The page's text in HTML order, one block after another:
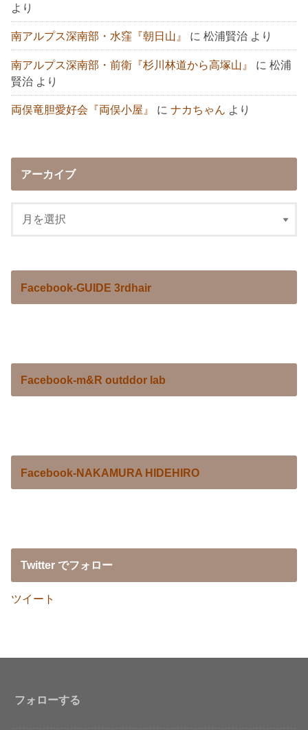
より
南アルプス深南部・水窪『朝日山』 に松浦賢治 より
南アルプス深南部・前衛『杉川林道から高塚山』 に松浦
賢治 より
両俣竜胆愛好会『両俣小屋』 にナカちゃん より
アーカイブ
Facebook-GUIDE 3rdhair
Facebook-m&R outddor lab
Facebook-NAKAMURA HIDEHIRO
Twitter でフォロー
ツイート
フォローする